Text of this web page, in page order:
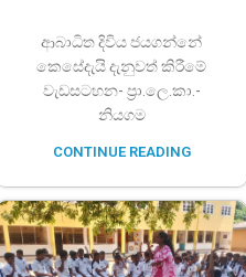
ආබාධිත දිවිය ජයගන්නේ
කෙසේදැයි දැනුවත් කිරීමේ
වැඩසටහන- ප්‍රා.ලෙ.කා.-
නියගම
CONTINUE READING